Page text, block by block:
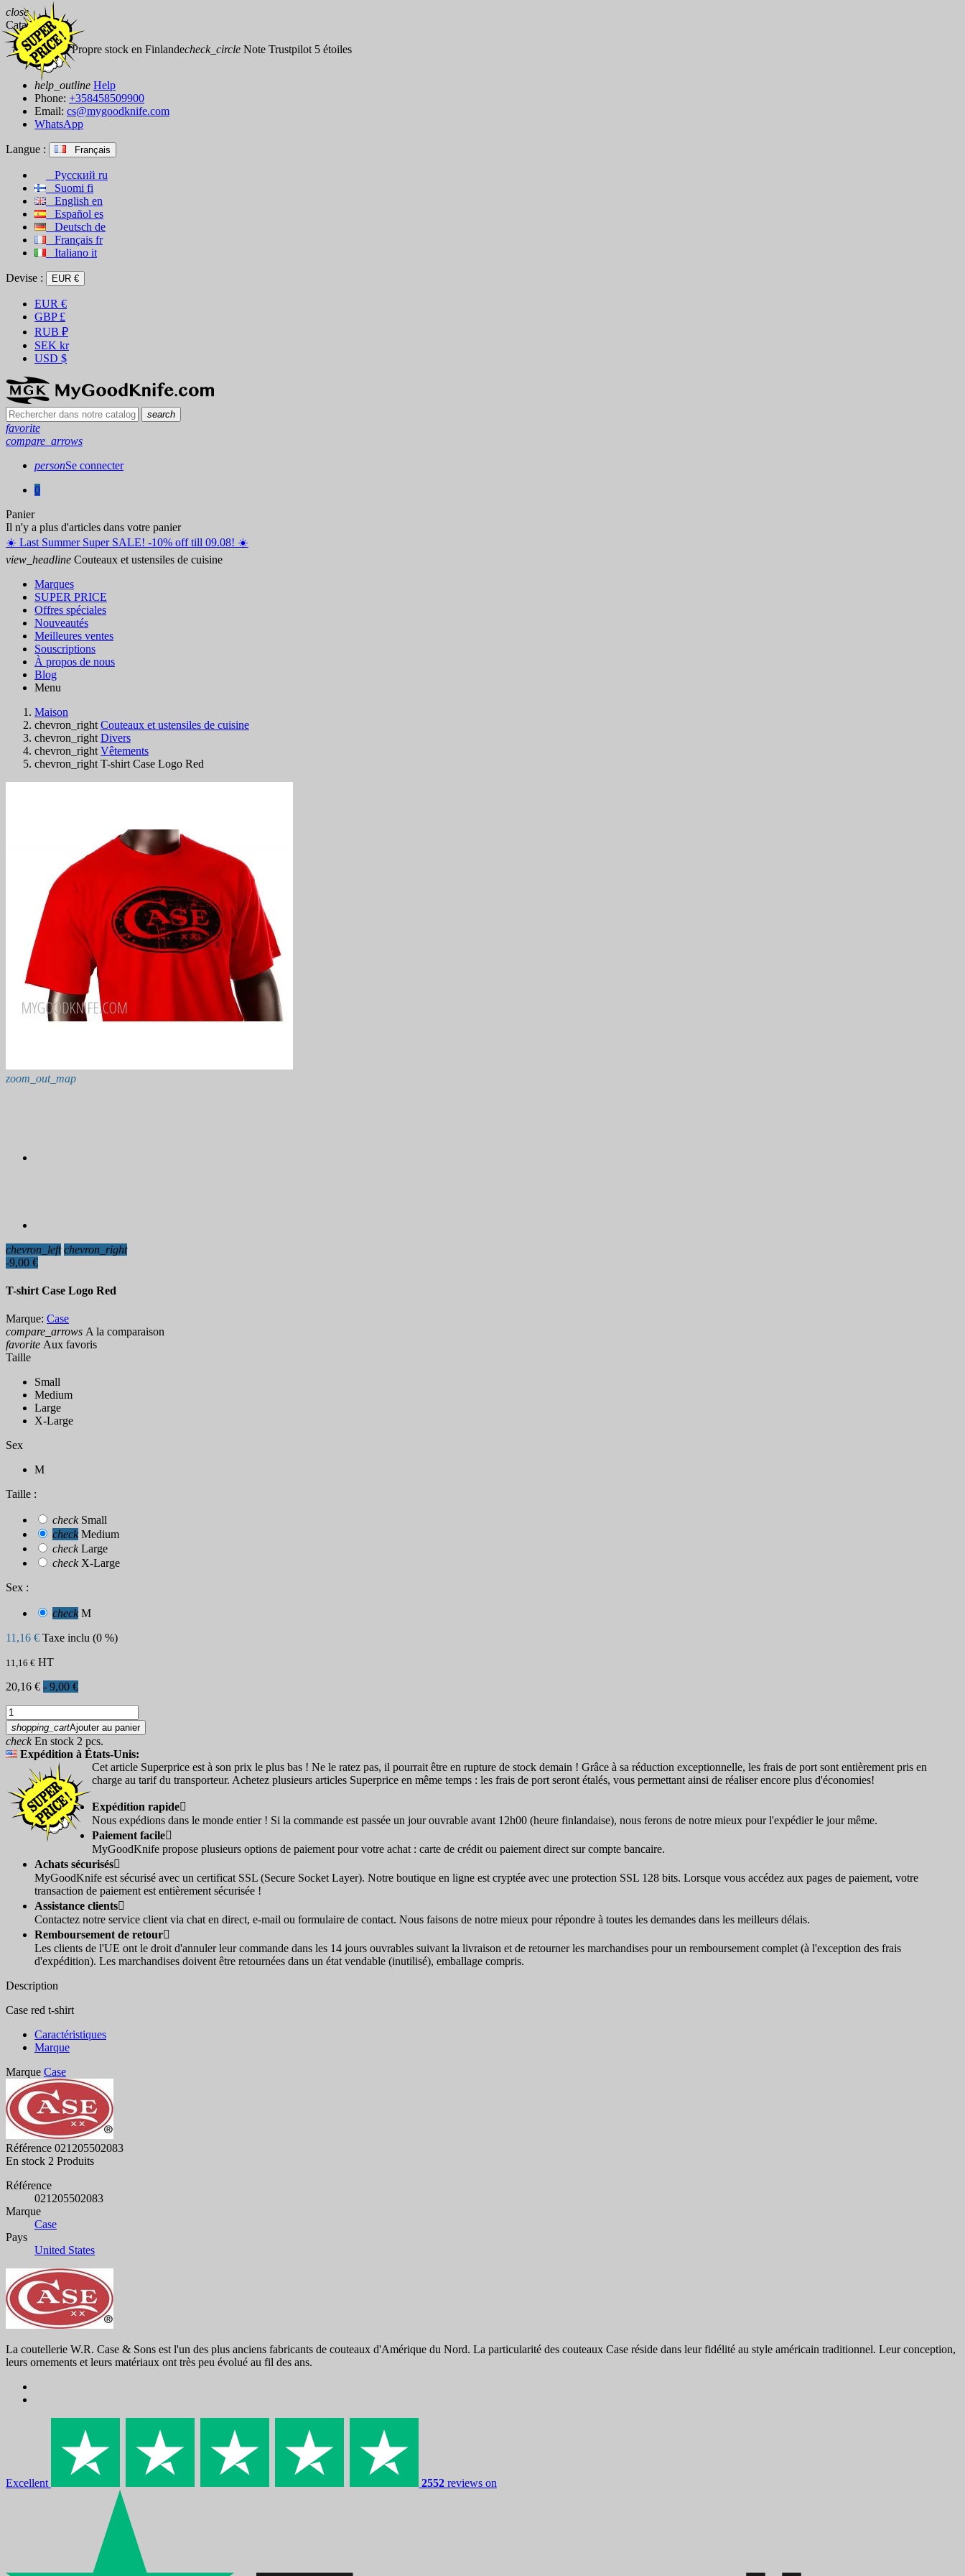
close
Catalog
check_circlePropre stock en Finlandecheck_circle Note Trustpilot 5 étoiles
help_outline Help
Phone: +358458509900
Email: cs@mygoodknife.com
WhatsApp
Langue : Français
Русский ru
Suomi fi
English en
Español es
Deutsch de
Français fr
Italiano it
Devise : EUR €
EUR €
GBP £
RUB ₽
SEK kr
USD $
search
favorite
compare_arrows
personSe connecter
0
Panier
Il n'y a plus d'articles dans votre panier
☀️ ️Last Summer Super SALE! -10% off till 09.08! ☀️
view_headline Couteaux et ustensiles de cuisine
Marques
SUPER PRICE
Offres spéciales
Nouveautés
Meilleures ventes
Souscriptions
À propos de nous
Blog
Menu
Maison
chevron_right Couteaux et ustensiles de cuisine
chevron_right Divers
chevron_right Vêtements
chevron_right T-shirt Case Logo Red
zoom_out_map
chevron_left chevron_right
-9,00 €
T-shirt Case Logo Red
Marque: Case
compare_arrows A la comparaison
favorite Aux favoris
Taille
Small
Medium
Large
X-Large
Sex
M
Taille :
check Small
check Medium
check Large
check X-Large
Sex :
check M
11,16 € Taxe inclu (0 %)
11,16 € HT
20,16 € - 9,00 €
shopping_cartAjouter au panier
checkEn stock 2 pcs.
Expédition à États-Unis:
Cet article Superprice est à son prix le plus bas ! Ne le ratez pas, il pourrait être en rupture de stock demain ! Grâce à sa réduction exceptionnelle, les frais de port sont entièrement pris en
charge au tarif du transporteur. Achetez plusieurs articles Superprice en même temps : les frais de port seront étalés, vous permettant ainsi de réaliser encore plus d'économies!
Expédition rapide
Nous expédions dans le monde entier ! Si la commande est passée un jour ouvrable avant 12h00 (heure finlandaise), nous ferons de notre mieux pour l'expédier le jour même.
Paiement facile
MyGoodKnife propose plusieurs options de paiement pour votre achat : carte de crédit ou paiement direct sur compte bancaire.
Achats sécurisés
MyGoodKnife est sécurisé avec un certificat SSL (Secure Socket Layer). Notre boutique en ligne est cryptée avec une protection SSL 128 bits. Lorsque vous accédez aux pages de paiement, votre
transaction de paiement est entièrement sécurisée !
Assistance clients
Contactez notre service client via chat en direct, e-mail ou formulaire de contact. Nous faisons de notre mieux pour répondre à toutes les demandes dans les meilleurs délais.
Remboursement de retour
Les clients de l'UE ont le droit d'annuler leur commande dans les 14 jours ouvrables suivant la livraison et de retourner les marchandises pour un remboursement complet (à l'exception des frais
d'expédition). Les marchandises doivent être retournées dans un état vendable (inutilisé), emballage compris.
Description
Case red t-shirt
Caractéristiques
Marque
Marque Case
Référence 021205502083
En stock 2 Produits
Référence
021205502083
Marque
Case
Pays
United States
La coutellerie W.R. Case & Sons est l'un des plus anciens fabricants de couteaux d'Amérique du Nord. La particularité des couteaux Case réside dans leur fidélité au style américain traditionnel. Leur conception,
leurs ornements et leurs matériaux ont très peu évolué au fil des ans.
Excellent 2552 reviews on